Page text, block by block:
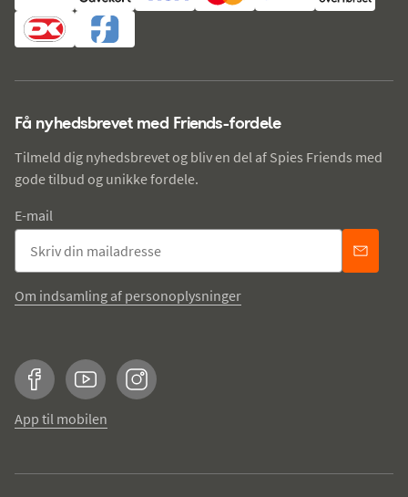
Få nyhedsbrevet med Friends-fordele
Tilmeld dig nyhedsbrevet og bliv en del af Spies Friends med
gode tilbud og unikke fordele.
E-mail
Om indsamling af personoplysninger
FacebookYouTubeInstagram
App til mobilen